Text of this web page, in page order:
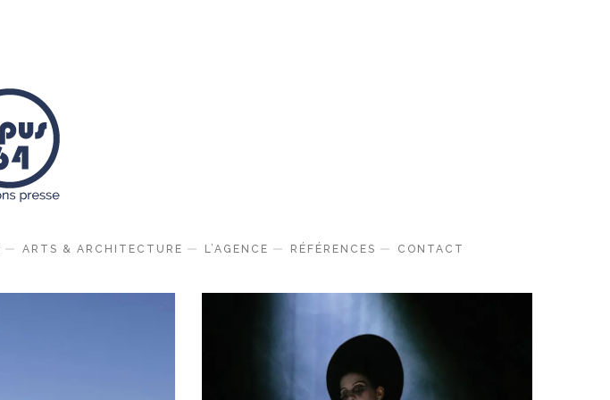
ARTS & ARCHITECTURE L’AGENCE RÉFÉRENCES CONTACT